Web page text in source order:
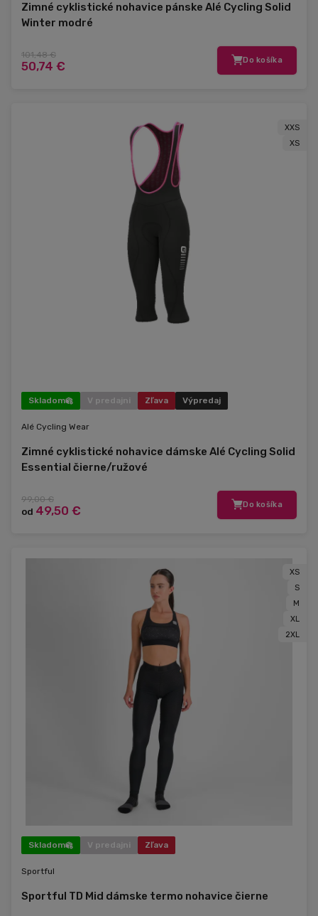
Zimné cyklistické nohavice pánske Alé Cycling Solid
Winter modré
101,48 €
50,74 € Do košíka
XXS
XS
Skladom V predajni Zľava Výpredaj
Alé Cycling Wear
Zimné cyklistické nohavice dámske Alé Cycling Solid
Essential čierne/ružové
99,00 €
od 49,50 € Do košíka
XS
S
M
XL
2XL
Skladom V predajni Zľava
Sportful
Sportful TD Mid dámske termo nohavice čierne